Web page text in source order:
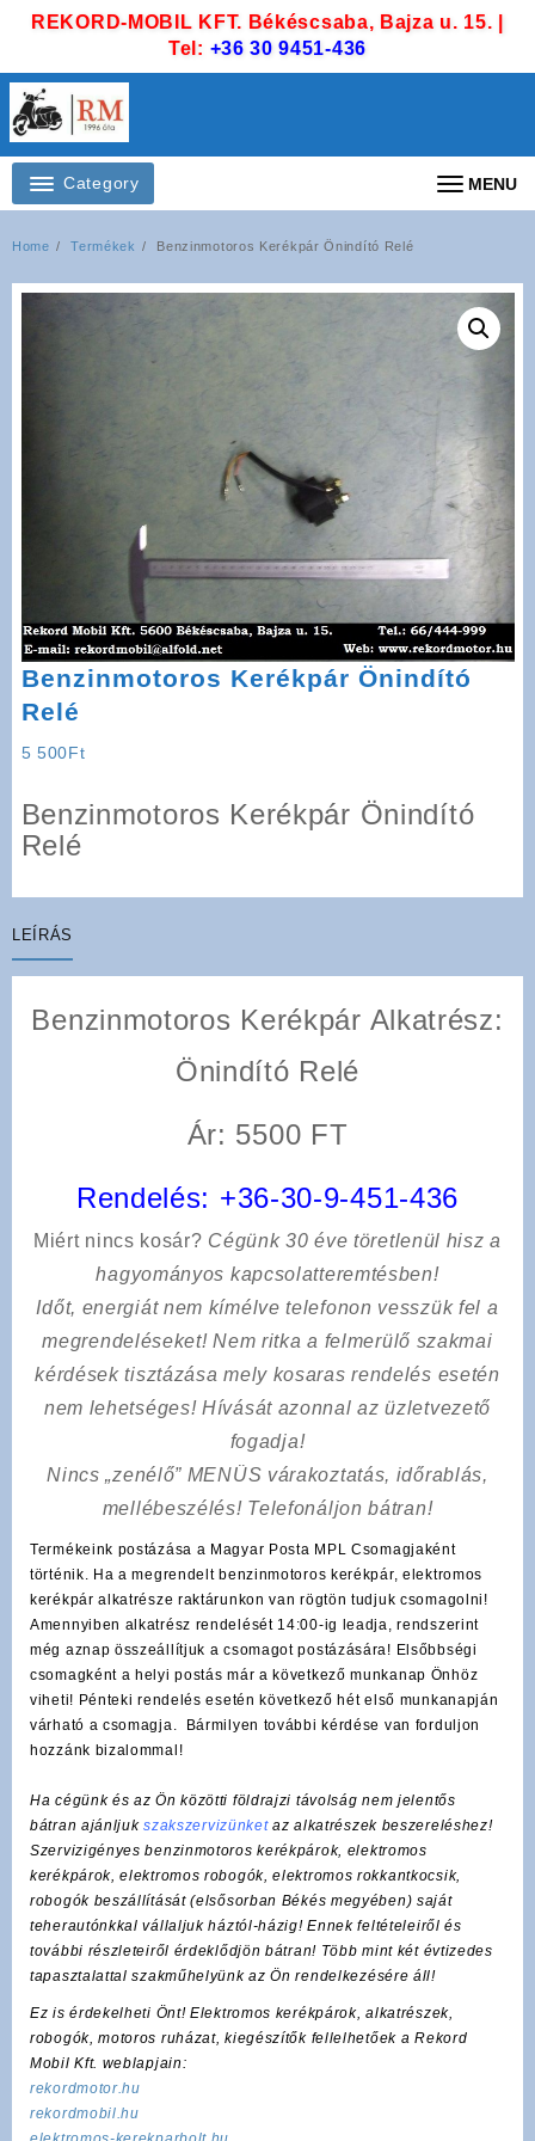
REKORD-MOBIL KFT. Békéscsaba, Bajza u. 15. |
Tel: +36 30 9451-436
Category MENU
Home Termékek Benzinmotoros Kerékpár Önindító Relé
Benzinmotoros Kerékpár Önindító
Relé
5 500Ft
Benzinmotoros Kerékpár Önindító
Relé
LEÍRÁS
Benzinmotoros Kerékpár Alkatrész:
Önindító Relé
Ár: 5500 FT
Rendelés: +36-30-9-451-436
Miért nincs kosár? Cégünk 30 éve töretlenül hisz a
hagyományos kapcsolatteremtésben!
Időt, energiát nem kímélvetelefonon vesszük fel a
megrendeléseket! Nem ritka a felmerülő szakmai
kérdések tisztázása mely kosaras rendelés esetén
nem lehetséges! Hívását azonnal az üzletvezető
fogadja!
Nincs „zenélő” MENÜS várakoztatás, időrablás,
mellébeszélés! Telefonáljon bátran!
Termékeink postázása a Magyar Posta MPL Csomagjaként
történik. Ha a megrendelt benzinmotoros kerékpár, elektromos
kerékpár alkatrésze raktárunkon van rögtön tudjuk csomagolni!
Amennyiben alkatrész rendelését 14:00-ig leadja, rendszerint
még aznap összeállítjuk a csomagot postázására! Elsőbbségi
csomagként a helyi postás már a következő munkanap Önhöz
viheti! Pénteki rendelés esetén következő hét első munkanapján
várható a csomagja. Bármilyen további kérdése van forduljon
hozzánk bizalommal!
Ha cégünk és az Ön közötti földrajzi távolság nem jelentős
bátran ajánljukszakszervizünket az alkatrészek beszereléshez!
Szervizigényes benzinmotoros kerékpárok, elektromos
kerékpárok, elektromos robogók, elektromos rokkantkocsik,
robogók beszállítását (elsősorban Békés megyében) saját
teherautónkkal vállaljuk háztól-házig! Ennek feltételeiről és
további részleteiről érdeklődjön bátran! Több mint két évtizedes
tapasztalattal szakműhelyünk az Ön rendelkezésére áll!
Ez is érdekelheti Önt! Elektromos kerékpárok, alkatrészek,
robogók, motoros ruházat, kiegészítők fellelhetőek a Rekord
Mobil Kft. weblapjain:
rekordmotor.hu
rekordmobil.hu